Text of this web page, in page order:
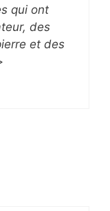
qui ont
des
et des